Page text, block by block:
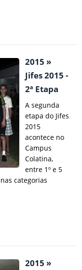
2015 »
Jifes 2015 -
2ª Etapa
A segunda
etapa do Jifes
2015
acontece no
Campus
Colatina,
entre 1º e 5
categorias
2015 »